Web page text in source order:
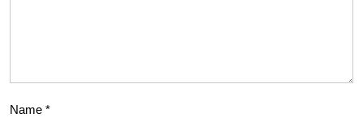
Name *